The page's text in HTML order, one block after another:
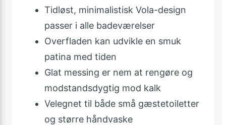
Tidløst, minimalistisk Vola-design
passer i alle badeværelser
Overfladen kan udvikle en smuk
patina med tiden
Glat messing er nem at rengøre og
modstandsdygtig mod kalk
Velegnet til både små gæstetoiletter
og større håndvaske